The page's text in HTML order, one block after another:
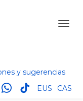
y sugerencias
whatsapp
tik
EUS CAS